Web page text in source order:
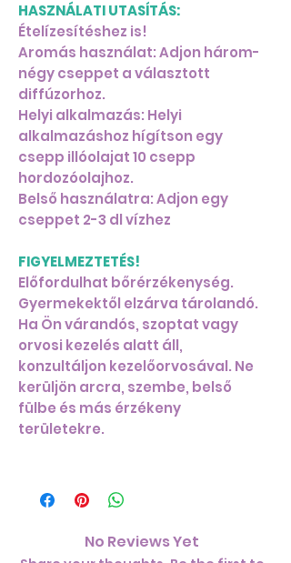
HASZNÁLATI UTASÍTÁS:
Ételízesítéshez is!
Aromás használat: Adjon három-
négy cseppet a választott
diffúzorhoz.
Helyi alkalmazás: Helyi
alkalmazáshoz hígítson egy
csepp illóolajat 10 csepp
hordozóolajhoz.
Belső használatra: Adjon egy
cseppet 2-3 dl vízhez
FIGYELMEZTETÉS!
Előfordulhat bőrérzékenység.
Gyermekektől elzárva tárolandó.
Ha Ön várandós, szoptat vagy
orvosi kezelés alatt áll,
konzultáljon kezelőorvosával. Ne
kerüljön arcra, szembe, belső
fülbe és más érzékeny
területekre.
No Reviews Yet